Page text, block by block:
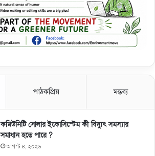
পাঠকপ্রিয় মন্তব্য
কমিউনিটি সোলার ইকোসিস্টেম কী বিদ্যুৎ সমস্যার
সমাধান হতে পারে ?
আগস্ট ৪, ২০২৬